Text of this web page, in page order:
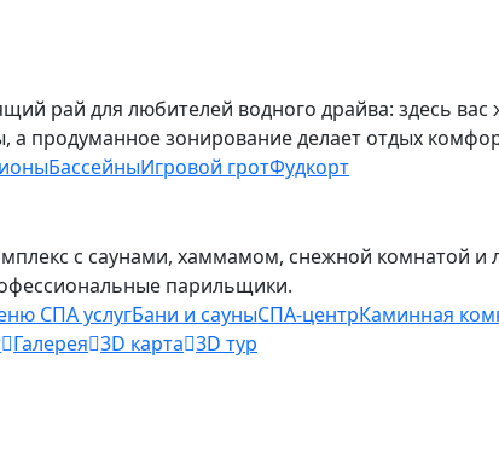
рай для любителей водного драйва: здесь
а продуманное зонирование делает отдых
БассейныИгровой гротФудкорт
с саунами, хаммамом, снежной комнатой и
парильщики.
СПА услугБани и сауныСПА-центрКаминная
Галерея 3D карта 3D тур